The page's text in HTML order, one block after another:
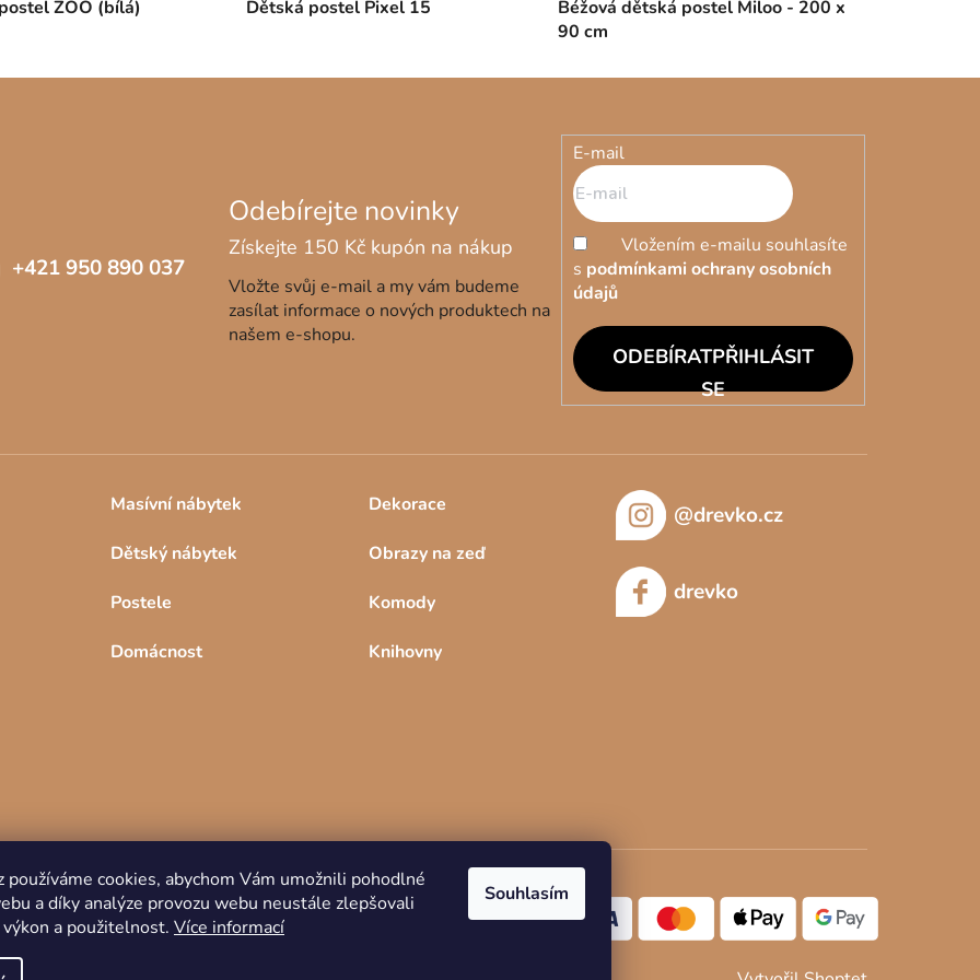
používáme cookies, abychom Vám umožnili pohodlné
a díky analýze provozu webu neustále zlepšovali
a použitelnost. Více informací
Souhlasím
ZOO (bílá) Dětská postel Pixel 15
Béžová dětská postel Miloo - 200 x
90 cm
+421 950 890 037
Vložte svůj e-mail a my vám budeme
zasílat informace o nových produktech na
našem e-shopu.
E-mail
Vložením e-mailu souhlasíte
s podmínkami ochrany osobních
údajů
PŘIHLÁSIT
SE
Masívní nábytek
Dětský nábytek
Postele
Domácnost
Dekorace
Obrazy na zeď
Komody
Knihovny
@drevko.cz
drevko
Copyright 2026DREVKO. Všechna práva